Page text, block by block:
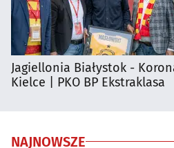
Jagiellonia Białystok -
Kielce | PKO BP Ekstraklasa
NAJNOWSZE